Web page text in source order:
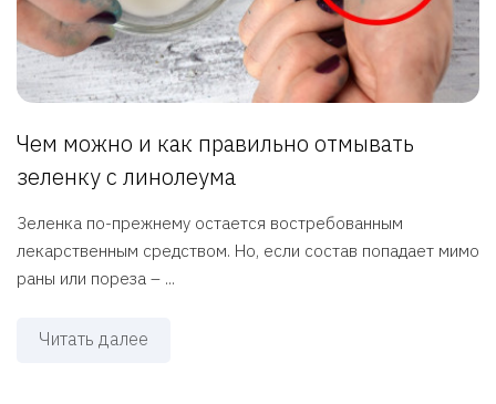
Чем можно и как правильно отмывать
зеленку с линолеума
Зеленка по-прежнему остается востребованным
лекарственным средством. Но, если состав попадает мимо
раны или пореза – ...
Читать далее